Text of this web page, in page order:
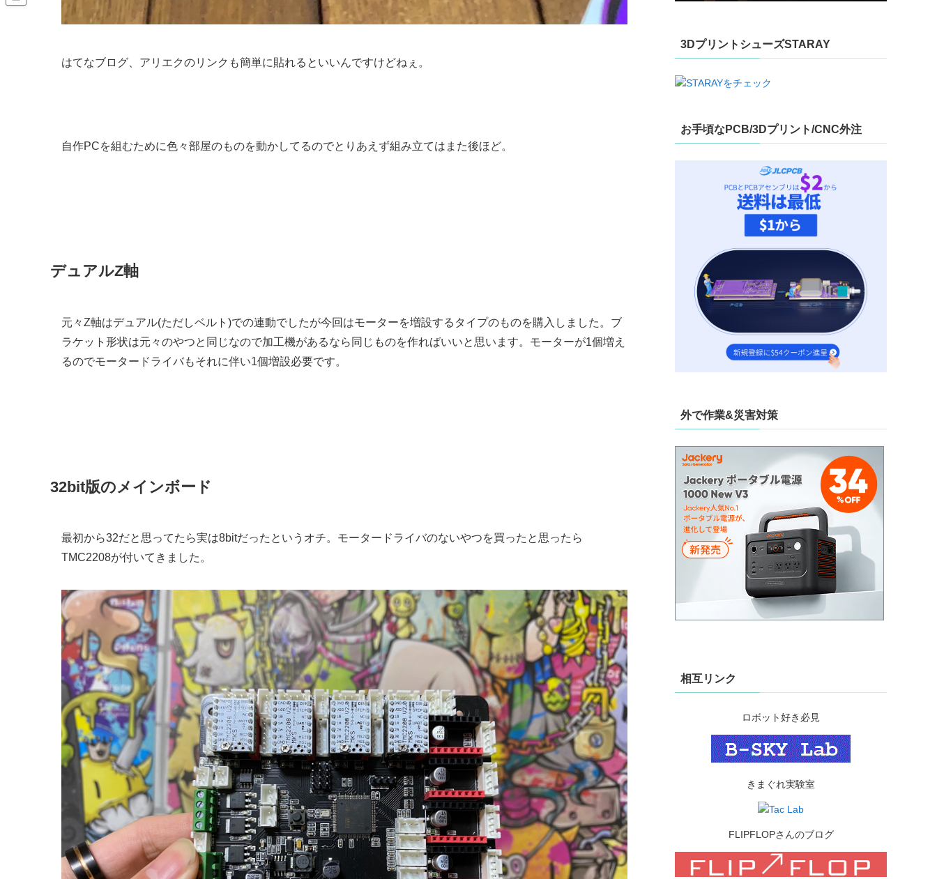
はてなブログ、アリエクのリンクも簡単に貼れるといいんですけどねぇ。
自作PCを組むために色々部屋のものを動かしてるのでとりあえず組み立てはまた後ほど。
デュアルZ軸
元々Z軸はデュアル(ただしベルト)での連動でしたが今回はモーターを増設するタイプのものを購入しました。ブ
ラケット形状は元々のやつと同じなので加工機があるなら同じものを作ればいいと思います。モーターが1個増え
るのでモータードライバもそれに伴い1個増設必要です。
32bit版のメインボード
最初から32だと思ってたら実は8bitだったというオチ。モータードライバのないやつを買ったと思ったら
TMC2208が付いてきました。
3DプリントシューズSTARAY
お手頃なPCB/3Dプリント/CNC外注
外で作業&災害対策
相互リンク
ロボット好き必見
きまぐれ実験室
FLIPFLOPさんのブログ